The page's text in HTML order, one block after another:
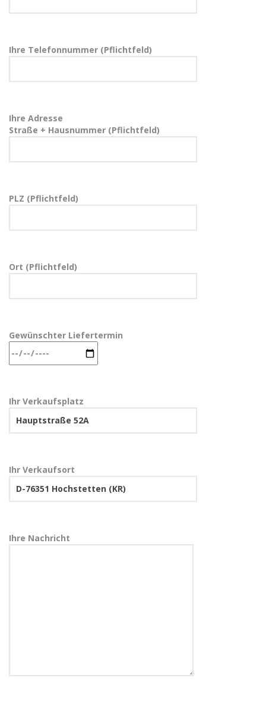
Ihre Telefonnummer (Pflichtfeld)
Ihre Adresse
Straße + Hausnummer (Pflichtfeld)
PLZ (Pflichtfeld)
Ort (Pflichtfeld)
Gewünschter Liefertermin
Ihr Verkaufsplatz
Ihr Verkaufsort
Ihre Nachricht